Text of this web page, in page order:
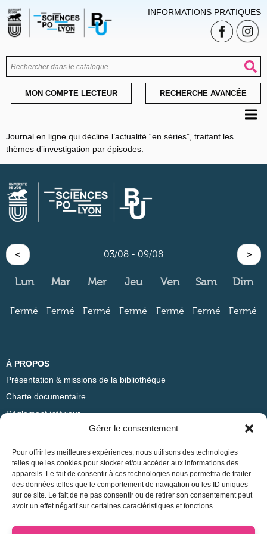
Gérer le consentement
Pour offrir les meilleures expériences, nous utilisons des technologies
telles que les cookies pour stocker et/ou accéder aux informations des
appareils. Le fait de consentir à ces technologies nous permettra de traiter
des données telles que le comportement de navigation ou les ID uniques
sur ce site. Le fait de ne pas consentir ou de retirer son consentement peut
avoir un effet négatif sur certaines caractéristiques et fonctions.
INFORMATIONS PRATIQUES
MON COMPTE LECTEUR RECHERCHE AVANCÉE
Journal en ligne qui décline l’actualité “en séries”, traitant les
thèmes d’investigation par épisodes.
>
< 03/08 - 09/08
Lun
Fermé
Mar
Fermé
Mer
Fermé
Jeu
Fermé
Ven
Fermé
Sam
Fermé
Dim
Fermé
À PROPOS
Présentation & missions de la bibliothèque
Charte documentaire
Règlement intérieur
Bibliothèque Sciences Po Lyon
14 avenue Berthelot
69365 Lyon Cedex 07